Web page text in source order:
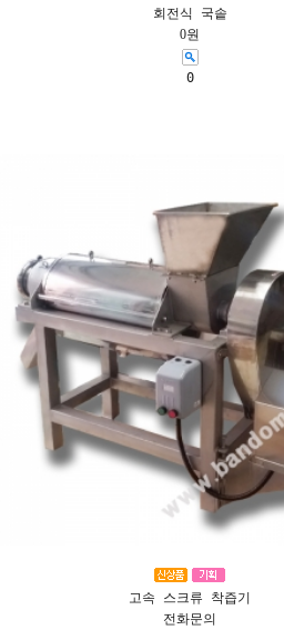
회전식 국솥
0원
0
고속 스크류 착즙기
전화문의